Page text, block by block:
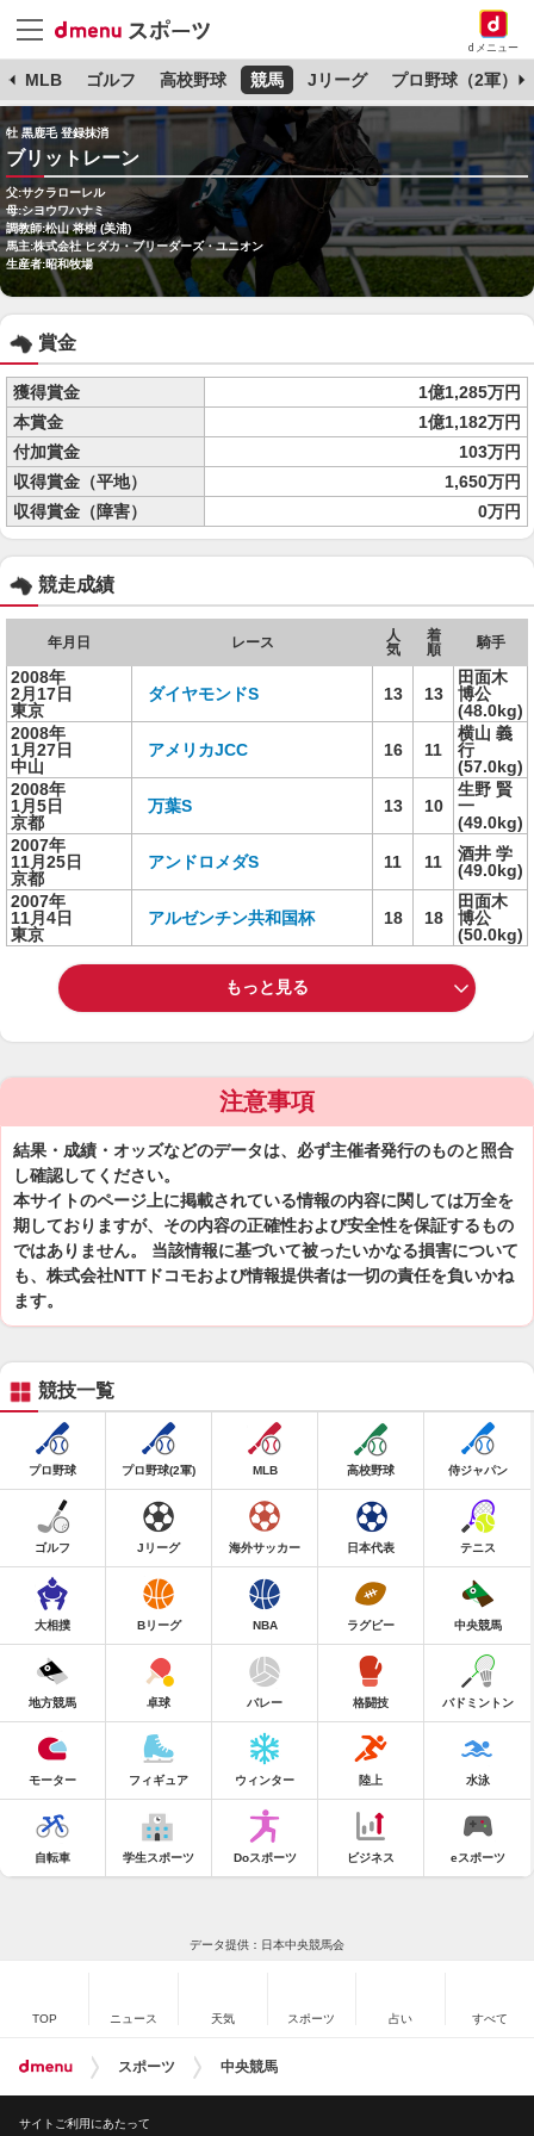
dメニュー
MLB ゴルフ 高校野球 競馬 Jリーグ プロ野球（2軍）
牡 黒鹿毛 登録抹消
ブリットレーン
父:サクラローレル
母:シヨウワハナミ
調教師:松山 将樹 (美浦)
馬主:株式会社 ヒダカ・ブリーダーズ・ユニオン
生産者:昭和牧場
賞金
獲得賞金
1億1,285万円
本賞金
1億1,182万円
付加賞金
103万円
収得賞金（平地）
1,650万円
収得賞金（障害）
0万円
競走成績
年月日 レース
人
気
着
順
騎手
2008年
2月17日
東京
ダイヤモンドS 13 13
田面木
博公
(48.0kg)
2008年
1月27日
中山
アメリカJCC 16 11
横山 義
行
(57.0kg)
2008年
1月5日
京都
万葉S 13 10
生野 賢
一
(49.0kg)
2007年
11月25日
京都
アンドロメダS 11 11
酒井 学
(49.0kg)
2007年
11月4日
東京
アルゼンチン共和国杯 18 18
田面木
博公
(50.0kg)
もっと見る
注意事項
結果・成績・オッズなどのデータは、必ず主催者発行のものと照合
し確認してください。
本サイトのページ上に掲載されている情報の内容に関しては万全を
期しておりますが、その内容の正確性および安全性を保証するもの
ではありません。 当該情報に基づいて被ったいかなる損害について
も、株式会社NTTドコモおよび情報提供者は一切の責任を負いかね
ます。
競技一覧
プロ野球 プロ野球(2軍) MLB 高校野球 侍ジャパン
ゴルフ Jリーグ 海外サッカー 日本代表 テニス
大相撲 Bリーグ NBA ラグビー 中央競馬
地方競馬 卓球 バレー 格闘技 バドミントン
モーター フィギュア ウィンター 陸上 水泳
自転車 学生スポーツ Doスポーツ ビジネス eスポーツ
データ提供：日本中央競馬会
TOP ニュース 天気 スポーツ 占い すべて
スポーツ 中央競馬
サイトご利用にあたって